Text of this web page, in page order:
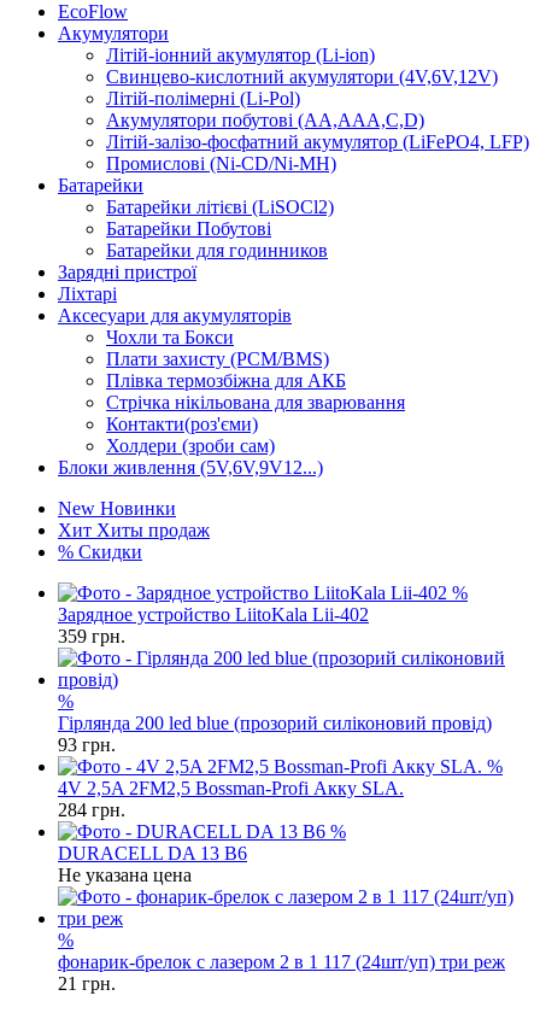
EcoFlow
Акумулятори
Літій-іонний акумулятор (Li-ion)
Свинцево-кислотний акумулятори (4V,6V,12V)
Літій-полімерні (Li-Pol)
Акумулятори побутові (AA,AAA,C,D)
Літій-залізо-фосфатний акумулятор (LiFePO4, LFP)
Промислові (Ni-CD/Ni-MH)
Батарейки
Батарейки літієві (LiSOCl2)
Батарейки Побутові
Батарейки для годинников
Зарядні пристрої
Ліхтарі
Аксесуари для акумуляторів
Чохли та Бокси
Плати захисту (PCM/BMS)
Плівка термозбіжна для АКБ
Стрічка нікільована для зварювання
Контакти(роз'єми)
Холдери (зроби сам)
Блоки живлення (5V,6V,9V12...)
New Новинки
Хит Хиты продаж
% Скидки
%
Зарядное устройство LiitoKala Lii-402
359 грн.
%
Гірлянда 200 led blue (прозорий силіконовий провід)
93 грн.
%
4V 2,5A 2FM2,5 Bossman-Profi Акку SLA.
284 грн.
%
DURACELL DA 13 B6
Не указана цена
%
фонарик-брелок с лазером 2 в 1 117 (24шт/уп) три реж
21 грн.